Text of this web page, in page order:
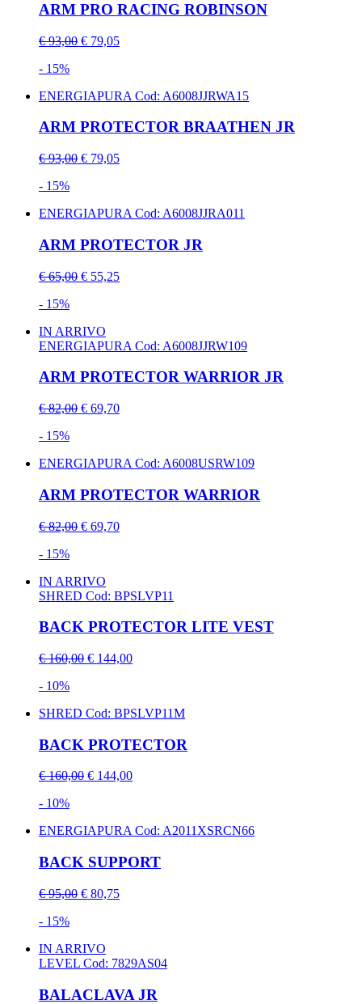
ARM PRO RACING ROBINSON
€ 93,00 € 79,05
- 15%
ENERGIAPURA Cod: A6008JJRWA15
ARM PROTECTOR BRAATHEN JR
€ 93,00 € 79,05
- 15%
ENERGIAPURA Cod: A6008JJRA011
ARM PROTECTOR JR
€ 65,00 € 55,25
- 15%
IN ARRIVO
ENERGIAPURA Cod: A6008JJRW109
ARM PROTECTOR WARRIOR JR
€ 82,00 € 69,70
- 15%
ENERGIAPURA Cod: A6008USRW109
ARM PROTECTOR WARRIOR
€ 82,00 € 69,70
- 15%
IN ARRIVO
SHRED Cod: BPSLVP11
BACK PROTECTOR LITE VEST
€ 160,00 € 144,00
- 10%
SHRED Cod: BPSLVP11M
BACK PROTECTOR
€ 160,00 € 144,00
- 10%
ENERGIAPURA Cod: A2011XSRCN66
BACK SUPPORT
€ 95,00 € 80,75
- 15%
IN ARRIVO
LEVEL Cod: 7829AS04
BALACLAVA JR